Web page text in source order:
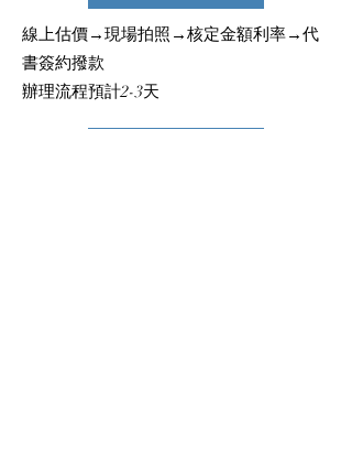
線上估價→現場拍照→核定金額利率→代
書簽約撥款
辦理流程預計2-3天